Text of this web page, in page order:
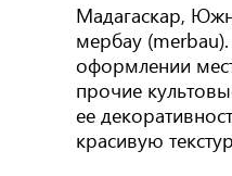
Мадагаскар,
мербау
оформлении
прочие
ее
красивую